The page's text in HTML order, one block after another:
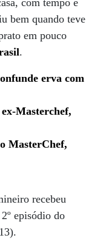
com tempo e
bem quando teve
em pouco
.
erva com
ex-Masterchef,
MasterChef,
recebeu
episódio do